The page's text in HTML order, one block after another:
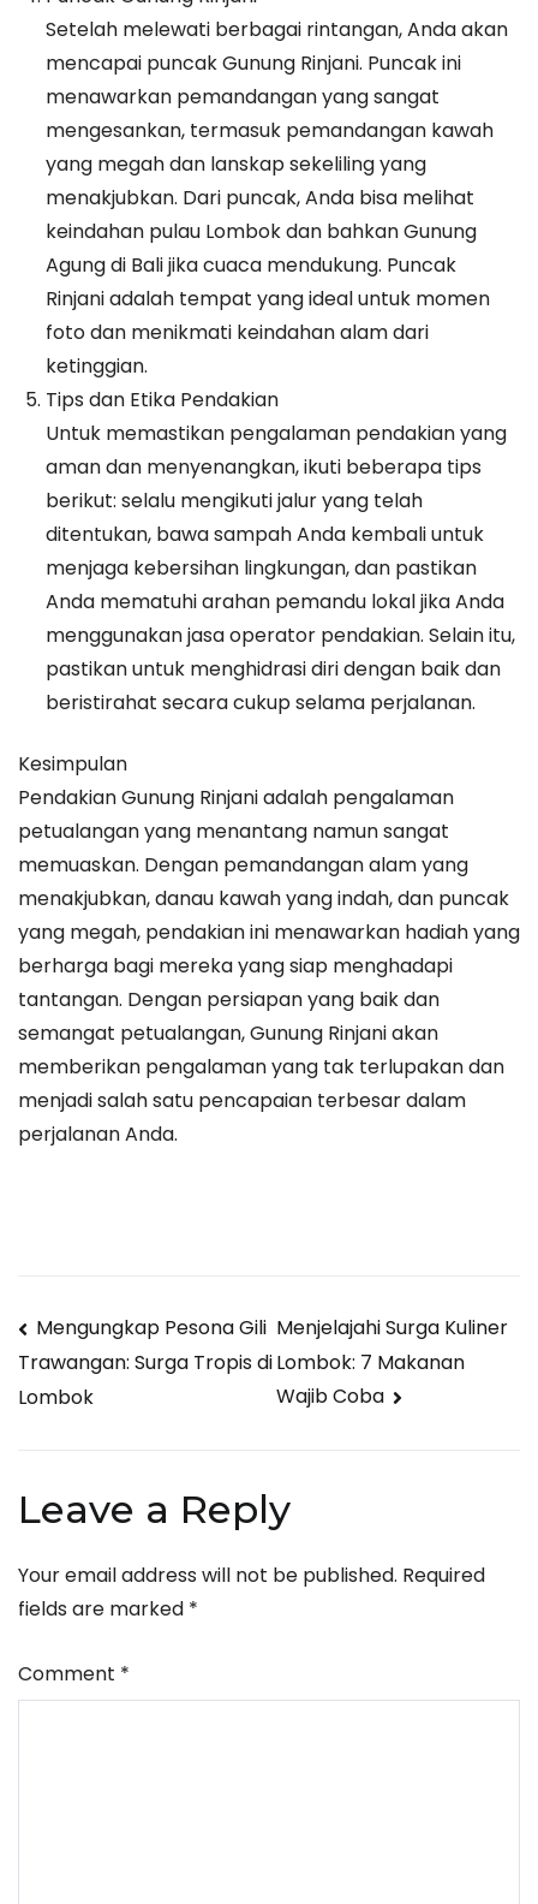
Setelah melewati berbagai rintangan, Anda akan
mencapai puncak Gunung Rinjani. Puncak ini
menawarkan pemandangan yang sangat
mengesankan, termasuk pemandangan kawah
yang megah dan lanskap sekeliling yang
menakjubkan. Dari puncak, Anda bisa melihat
keindahan pulau Lombok dan bahkan Gunung
Agung di Bali jika cuaca mendukung. Puncak
Rinjani adalah tempat yang ideal untuk momen
foto dan menikmati keindahan alam dari
ketinggian.
Tips dan Etika Pendakian
Untuk memastikan pengalaman pendakian yang
aman dan menyenangkan, ikuti beberapa tips
berikut: selalu mengikuti jalur yang telah
ditentukan, bawa sampah Anda kembali untuk
menjaga kebersihan lingkungan, dan pastikan
Anda mematuhi arahan pemandu lokal jika Anda
menggunakan jasa operator pendakian. Selain itu,
pastikan untuk menghidrasi diri dengan baik dan
beristirahat secara cukup selama perjalanan.
Kesimpulan
Pendakian Gunung Rinjani adalah pengalaman
petualangan yang menantang namun sangat
memuaskan. Dengan pemandangan alam yang
menakjubkan, danau kawah yang indah, dan puncak
yang megah, pendakian ini menawarkan hadiah yang
berharga bagi mereka yang siap menghadapi
tantangan. Dengan persiapan yang baik dan
semangat petualangan, Gunung Rinjani akan
memberikan pengalaman yang tak terlupakan dan
menjadi salah satu pencapaian terbesar dalam
perjalanan Anda.
Post
navigation
Mengungkap Pesona Gili
Trawangan: Surga Tropis di
Lombok
Menjelajahi Surga Kuliner
Lombok: 7 Makanan
Wajib Coba
Leave a Reply
Your email address will not be published. Required
fields are marked *
Comment *